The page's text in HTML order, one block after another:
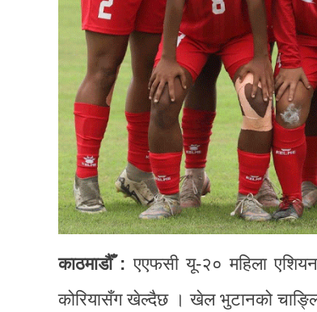
काठमाडौँ : एएफसी यू-२० महिला
कोरियासँग खेल्दैछ । खेल भुटानको